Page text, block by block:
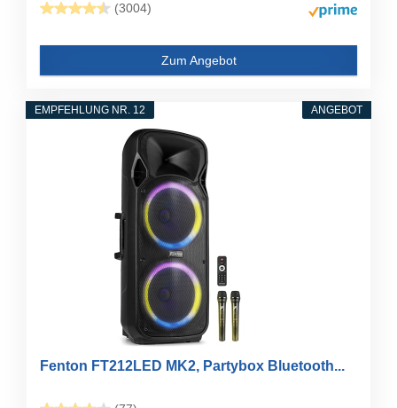
(3004)
Zum Angebot
ANGEBOT
EMPFEHLUNG NR. 12
Fenton FT212LED MK2, Partybox Bluetooth...